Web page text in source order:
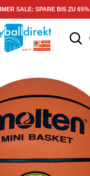
SALE: SPARE BIS ZU 65%